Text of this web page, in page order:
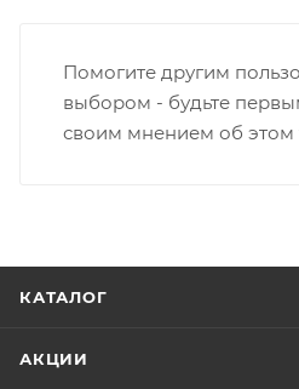
Помогите другим
выбором - будьте
своим мнением об этом
КАТАЛОГ
АКЦИИ